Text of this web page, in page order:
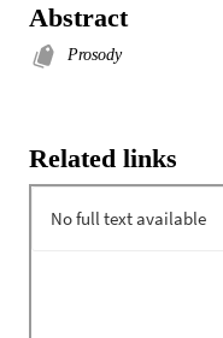
Abstract
Prosody
Related links